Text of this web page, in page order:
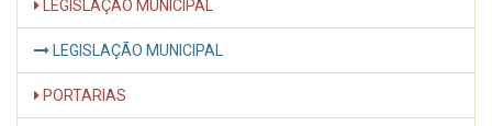
LEGISLAÇÃO MUNICIPAL
LEGISLAÇÃO MUNICIPAL
PORTARIAS